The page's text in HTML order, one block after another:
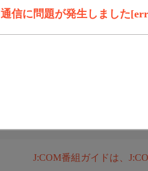
通信に問題が発生しました
J:COM番組ガイドは、